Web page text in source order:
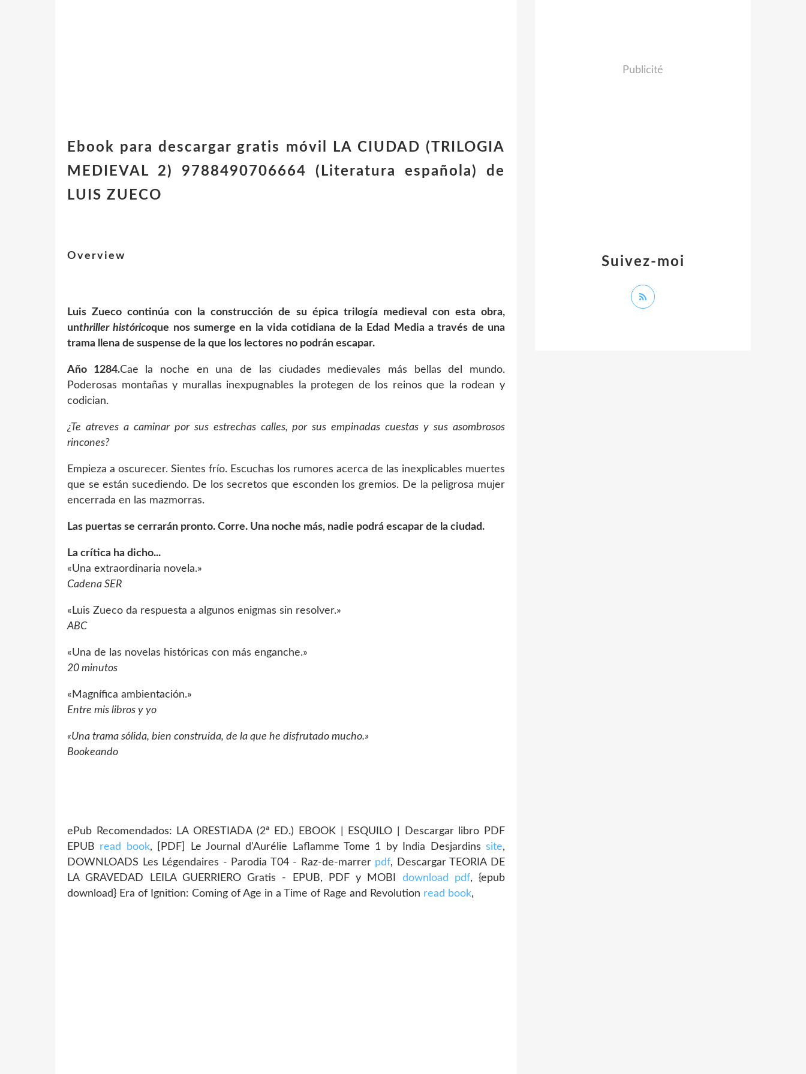
Ebook para descargar gratis móvil LA CIUDAD (TRILOGIA
MEDIEVAL 2) 9788490706664 (Literatura española) de
LUIS ZUECO
Overview
Luis Zueco continúa con la construcción de su épica trilogía medieval con esta obra,
unthriller históricoque nos sumerge en la vida cotidiana de la Edad Media a través de una
trama llena de suspense de la que los lectores no podrán escapar.
Año 1284.Cae la noche en una de las ciudades medievales más bellas del mundo.
Poderosas montañas y murallas inexpugnables la protegen de los reinos que la rodean y
codician.
¿Te atreves a caminar por sus estrechas calles, por sus empinadas cuestas y sus asombrosos
rincones?
Empieza a oscurecer. Sientes frío. Escuchas los rumores acerca de las inexplicables muertes
que se están sucediendo. De los secretos que esconden los gremios. De la peligrosa mujer
encerrada en las mazmorras.
Las puertas se cerrarán pronto. Corre. Una noche más, nadie podrá escapar de la ciudad.
La crítica ha dicho...
«Una extraordinaria novela.»
Cadena SER
«Luis Zueco da respuesta a algunos enigmas sin resolver.»
ABC
«Una de las novelas históricas con más enganche.»
20 minutos
«Magnífica ambientación.»
Entre mis libros y yo
«Una trama sólida, bien construida, de la que he disfrutado mucho.»
Bookeando
ePub Recomendados: LA ORESTIADA (2ª ED.) EBOOK | ESQUILO | Descargar libro PDF
EPUB read book, [PDF] Le Journal d'Aurélie Laflamme Tome 1 by India Desjardinssite,
DOWNLOADS Les Légendaires - Parodia T04 - Raz-de-marrer pdf, Descargar TEORIA DE
LA GRAVEDAD LEILA GUERRIERO Gratis - EPUB, PDF y MOBI download pdf, {epub
download} Era of Ignition: Coming of Age in a Time of Rage and Revolution read book,
Suivez-moi
Publicité